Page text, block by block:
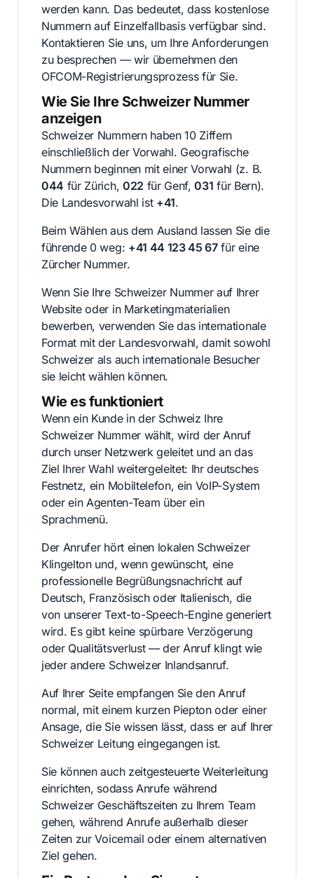
werden kann. Das bedeutet, dass kostenlose
Nummern auf Einzelfallbasis verfügbar sind.
Kontaktieren Sie uns, um Ihre Anforderungen
zu besprechen — wir übernehmen den
OFCOM-Registrierungsprozess für Sie.
Wie Sie Ihre Schweizer Nummer
anzeigen
Schweizer Nummern haben 10 Ziffern
einschließlich der Vorwahl. Geografische
Nummern beginnen mit einer Vorwahl (z. B.
044 für Zürich, 022 für Genf,031 für Bern).
Die Landesvorwahl ist +41.
Beim Wählen aus dem Ausland lassen Sie die
führende 0 weg: +41 44 123 45 67für eine
Zürcher Nummer.
Wenn Sie Ihre Schweizer Nummer auf Ihrer
Website oder in Marketingmaterialien
bewerben, verwenden Sie das internationale
Format mit der Landesvorwahl, damit sowohl
Schweizer als auch internationale Besucher
sie leicht wählen können.
Wie es funktioniert
Wenn ein Kunde in der Schweiz Ihre
Schweizer Nummer wählt, wird der Anruf
durch unser Netzwerk geleitet und an das
Ziel Ihrer Wahl weitergeleitet: Ihr deutsches
Festnetz, ein Mobiltelefon, ein VoIP-System
oder ein Agenten-Team über ein
Sprachmenü.
Der Anrufer hört einen lokalen Schweizer
Klingelton und, wenn gewünscht, eine
professionelle Begrüßungsnachricht auf
Deutsch, Französisch oder Italienisch, die
von unserer Text-to-Speech-Engine generiert
wird. Es gibt keine spürbare Verzögerung
oder Qualitätsverlust — der Anruf klingt wie
jeder andere Schweizer Inlandsanruf.
Auf Ihrer Seite empfangen Sie den Anruf
normal, mit einem kurzen Piepton oder einer
Ansage, die Sie wissen lässt, dass er auf Ihrer
Schweizer Leitung eingegangen ist.
Sie können auch zeitgesteuerte Weiterleitung
einrichten, sodass Anrufe während
Schweizer Geschäftszeiten zu Ihrem Team
gehen, während Anrufe außerhalb dieser
Zeiten zur Voicemail oder einem alternativen
Ziel gehen.